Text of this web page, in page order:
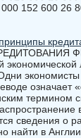
152 600
термином
сведения о
найти в